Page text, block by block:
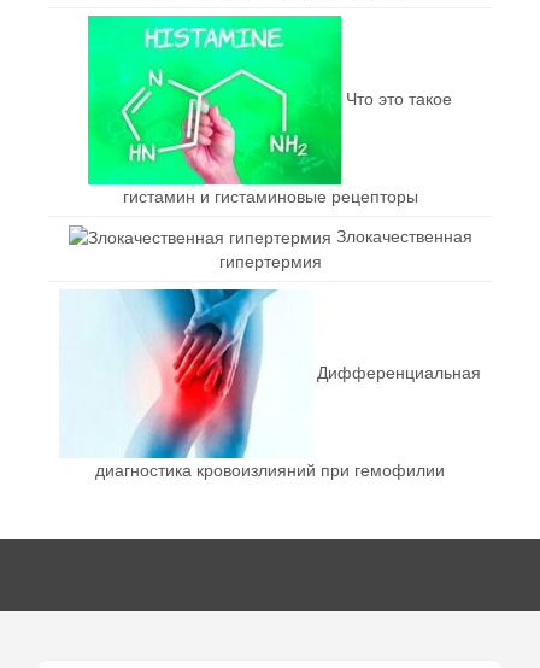
Что это такое
гистамин и гистаминовые рецепторы
Злокачественная
гипертермия
Дифференциальная
диагностика кровоизлияний при гемофилии